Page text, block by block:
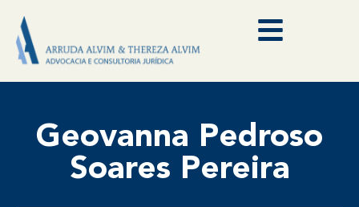
Geovanna Pedroso
Soares Pereira